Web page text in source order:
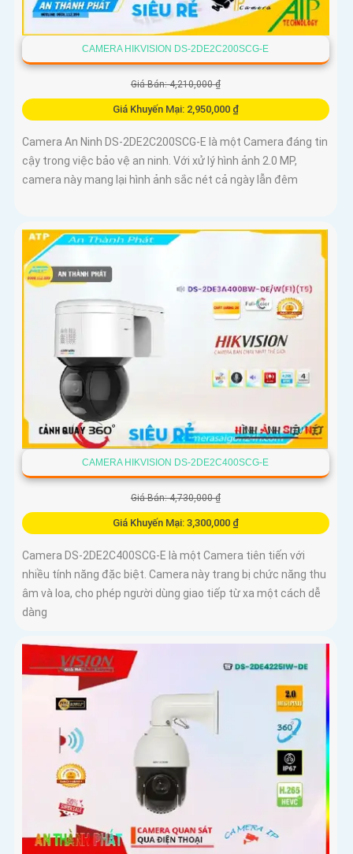
CAMERA HIKVISION DS-2DE2C200SCG-E
Giá Bán: 4,210,000 ₫
Giá Khuyến Mại: 2,950,000 ₫
Camera An Ninh DS-2DE2C200SCG-E là một Camera đáng tin
cậy trong việc bảo vệ an ninh. Với xử lý hình ảnh 2.0 MP,
camera này mang lại hình ảnh sắc nét cả ngày lẫn đêm
CAMERA HIKVISION DS-2DE2C400SCG-E
Giá Bán: 4,730,000 ₫
Giá Khuyến Mại: 3,300,000 ₫
Camera DS-2DE2C400SCG-E là một Camera tiên tiến với
nhiều tính năng đặc biệt. Camera này trang bị chức năng thu
âm và loa, cho phép người dùng giao tiếp từ xa một cách dễ
dàng